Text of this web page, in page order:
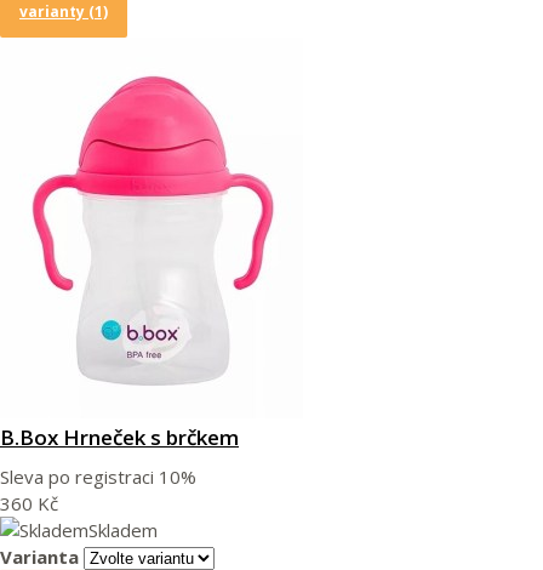
varianty (1)
B.Box Hrneček s brčkem
Sleva po registraci 10%
360 Kč
Skladem
Varianta